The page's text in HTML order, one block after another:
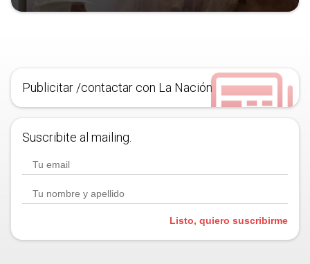
Publicitar /contactar con La Nación
Suscribite al mailing.
Listo, quiero suscribirme